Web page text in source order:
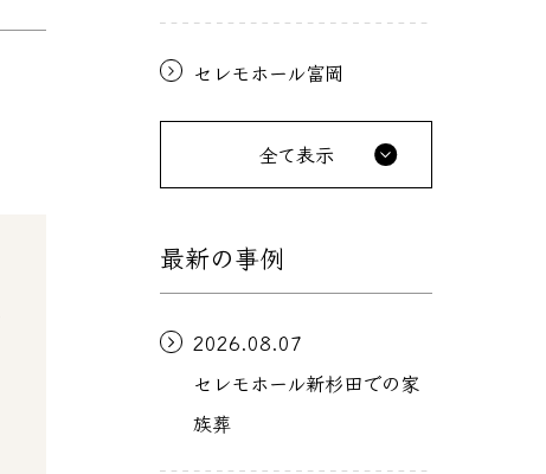
セレモホール富岡
全て表示
最新の事例
2026.08.07
セレモホール新杉田での家
族葬